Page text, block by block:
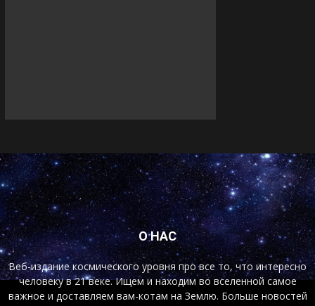
О НАС
Веб-издание космического уровня про все то, что интересно
человеку в 21 веке. Ищем и находим во вселенной самое
важное и доставляем вам-котам на Землю. Больше новостей